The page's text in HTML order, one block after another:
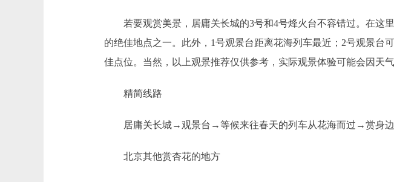
若要观赏美景，居庸关长城的3号和4号烽火台不容错过。在这里
的绝佳地点之一。此外，1号观景台距离花海列车最近；2号观景台
佳点位。当然，以上观景推荐仅供参考，实际观景体验可能会因天
精简线路
居庸关长城→观景台→等候来往春天的列车从花海而过→赏身边
北京其他赏杏花的地方